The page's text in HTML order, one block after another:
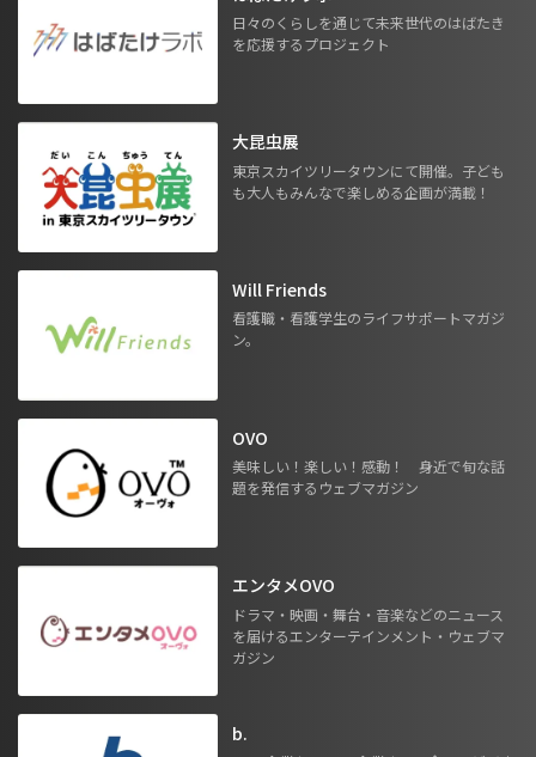
日々のくらしを通じて未来世代のはばたき
を応援するプロジェクト
大昆虫展
東京スカイツリータウンにて開催。子ども
も大人もみんなで楽しめる企画が満載！
Will Friends
看護職・看護学生のライフサポートマガジ
ン。
OVO
美味しい！楽しい！感動！ 身近で旬な話
題を発信するウェブマガジン
エンタメOVO
ドラマ・映画・舞台・音楽などのニュース
を届けるエンターテインメント・ウェブマ
ガジン
b.